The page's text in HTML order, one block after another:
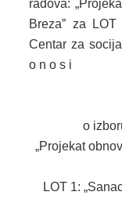
radova:
Breza” za
Centar za
o n o s i
o
„Projekat
LOT 1:
2013. GODINA
2012. GODINA
ELEKTRONSKI
OPĆINSKI